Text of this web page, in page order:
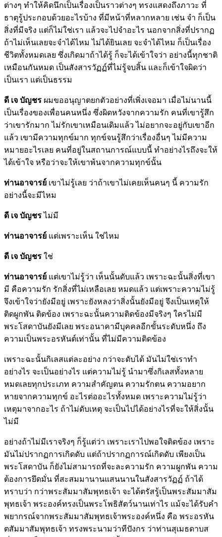
ต่างๆ ทำให้คิดนึกเป็นเรื่องเป็นราวต่างๆ ทรงแสดงถึงภาวะ ที่
ธาตุรู้ประกอบด้วยอะไรบ้าง ที่มีหน้าที่หลากหลาย เช่น จำ ก็เป็น
สิ่งที่มีจริง แต่ก็ไม่ใช่เรา แล้วจะไปจำอะไร นอกจากสิ่งที่ปรากฏ
ถ้าไม่เห็นเลยจะจำได้ไหม ไม่ได้ยินเลย จะจำได้ไหม ก็เป็นเรื่อง
ชีวิตทั้งหมดเลย ซึ่งเกิดมาถ้าได้รู้ ก็จะได้เข้าใจว่า อย่างนี้ทุกชาติ
เหมือนกันหมด เป็นสังสารวัฏฏ์ที่ไม่รู้จบสิ้น และก็เข้าใจผิดว่า
เป็นเรา แต่เป็นธรรม
ดี เจ บัญชร ผมขออนุญาตยกตัวอย่างที่เพิ่งเจอมา เมื่อไม่นานนี้
เป็นเรื่องของเพื่อนคนหนึ่ง ซึ่งผิดหวังจากความรัก คนที่เขารู้สึก
ว่าเขารักมาก ไม่รักเขาเหมือนเดิมแล้ว ไม่อยากจะอยู่กับเขาอีก
แล้ว เขามีความทุกข์มาก ทุกข์จนรู้สึกว่าเรื่องอื่นๆ ไม่มีความ
หมายอะไรเลย คนที่อยู่ในสถานการณ์แบบนี้ ทำอย่างไรถึงจะให้
ได้เข้าใจ หรือว่าจะให้เขาพ้นจากความทุกข์นั้น
ท่านอาจารย์ เขาไม่รู้เลย ว่าถ้าเขาไม่เคยเห็นคนๆ นี้ ความรัก
อย่างนี้จะมีไหม
ดี เจ บัญชรไม่มี
ท่านอาจารย์ แต่เพราะเห็น ใช่ไหม
ดี เจ บัญชร ใช่
ท่านอาจารย์ แต่เขาไม่รู้ว่า เห็นนั้นดับแล้ว เพราะฉะนั้นสิ่งที่เขา
มี คือความรัก รักสิ่งที่ไม่เหลือเลย หมดแล้ว แต่เพราะความไม่รู้
จึงเข้าใจว่ายังมีอยู่ เพราะยังหลงว่าสิ่งนั้นยังมีอยู่ จึงเป็นเหตุให้
ติดผูกพัน ติดข้อง เพราะฉะนั้นความติดข้องมีจริงๆ ใครไม่มี
พระโสดาบันยังมีเลย พระอนาคามีบุคคลอีกขั้นระดับหนึ่ง ถึง
ความเป็นพระอรหันต์เท่านั้น ที่ไม่มีความติดข้อง
เพราะฉะนั้นกิเลสแต่ละอย่าง กว่าจะดับได้ มันไม่ใช่เราทำ
อย่างไร จะเป็นอย่างไร แต่ความไม่รู้ นำมาซึ่งกิเลสทั้งหลาย
หมดเลยทุกประเภท ความสำคัญตน ความรักตน ความอยาก
หายจากความทุกข์ อะไรต่ออะไรทั้งหมด เพราะความไม่รู้ว่า
เหตุมาจากอะไร ถ้าไม่ดับเหตุ จะเป็นไปได้อย่างไรที่จะให้สิ่งนั้น
ไม่มี
อย่างถ้าไม่มีเราจริงๆ ก็รู้แต่ว่า เพราะเราไปพอใจติดข้อง เพราะ
มันไม่ปรากฏการเกิดดับ แต่ถ้าปรากฏการณ์เกิดดับ เพียงเป็น
พระโสดาบัน ก็ยังไม่สามารถที่จะละความรัก ความผูกพัน ความ
ต้องการยึดมั่น ที่สะสมมานานแสนนานในสังสารวัฏฏ์ ถ้าได้
ทราบว่า กว่าพระสัมมาสัมพุทธเจ้า จะได้ตรัสรู้เป็นพระสัมมาสัม
พุทธเจ้า พระองค์ทรงเป็นพระโพธิสัตว์นานเท่าไร แม้จะได้รับคำ
พยากรณ์จากพระสัมมาสัมพุทธเจ้าพระองค์หนึ่ง คือ พระอรหัน
ตสัมมาสัมพุทธเจ้า ทรงพระนามว่าทีปังกร ว่าท่านสุเมธดาบส